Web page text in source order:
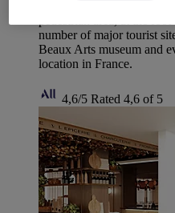
number of major tourist
Beaux Arts museum and
location in France.
4,6/5 Rated 4,6 of 5